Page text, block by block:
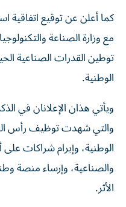
كما أعلن عن توقيع اتفاقية
مع وزارة الصناعة
توطين القدرات الصناعية
الوطنية.
ويأتي هذان الإعلانان في
والتي شهدت توظيف رأس
الوطنية، وإبرام شراكات
والصناعية، وإرساء منصة
الأثر.